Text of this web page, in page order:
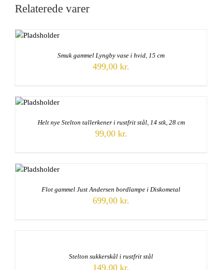
Relaterede varer
Smuk gammel Lyngby vase i hvid, 15 cm
499,00 kr.
Helt nye Stelton tallerkener i rustfrit stål, 14 stk, 28 cm
99,00 kr.
Flot gammel Just Andersen bordlampe i Diskometal
699,00 kr.
Stelton sukkerskål i rustfrit stål
149,00 kr.